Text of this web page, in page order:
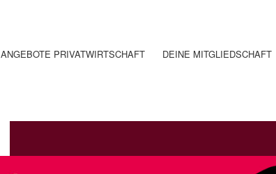
ANGEBOTE PRIVATWIRTSCHAFT DEINE MITGLIEDSCHAFT